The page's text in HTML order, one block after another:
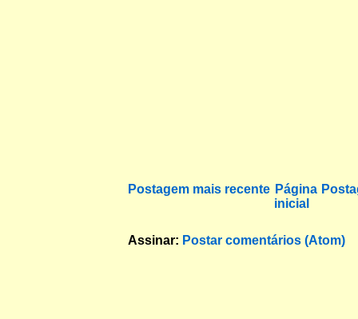
Postagem mais recente Página
inicial
Assinar: Postar comentários (Atom)